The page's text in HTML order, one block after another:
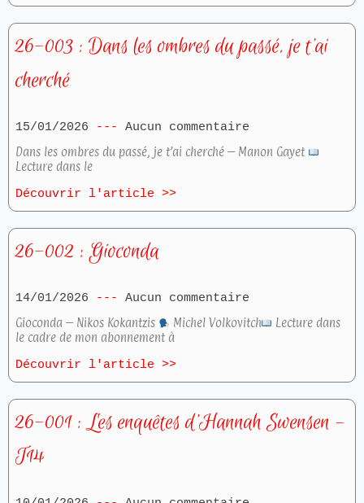
26-003 : Dans les ombres du passé, je t’ai
cherché
15/01/2026
Aucun commentaire
Dans les ombres du passé, je t’ai cherché – Manon Gayet
Lecture dans le
Découvrir l'article >>
26-002 : Gioconda
14/01/2026
Aucun commentaire
Gioconda – Nikos Kokantzis
Michel Volkovitch
Lecture dans
le cadre de mon abonnement à
Découvrir l'article >>
26-001 : Les enquêtes d’Hannah Swensen –
T14